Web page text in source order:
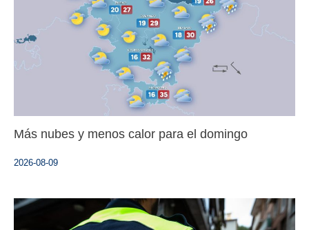
Más nubes y menos calor para el domingo
2026-08-09